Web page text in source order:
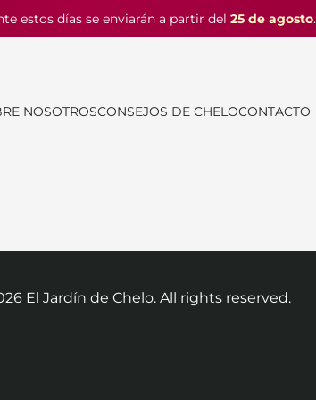
estos días se enviarán a partir del 25 de agosto.
NOSOTROSCONSEJOS DE CHELOCONTACTO
El Jardín de Chelo. All rights reserved.